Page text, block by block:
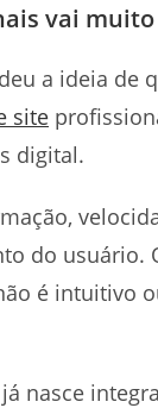
vai
a ideia
site
digital.
do usuário.
é intuitivo
nasce